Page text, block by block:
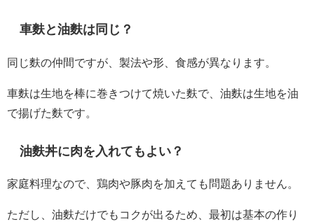
車麩と油麩は同じ？
同じ麩の仲間ですが、製法や形、食感が異なります。
車麩は生地を棒に巻きつけて焼いた麩で、油麩は生地を油
で揚げた麩です。
油麩丼に肉を入れてもよい？
家庭料理なので、鶏肉や豚肉を加えても問題ありません。
ただし、油麩だけでもコクが出るため、最初は基本の作り